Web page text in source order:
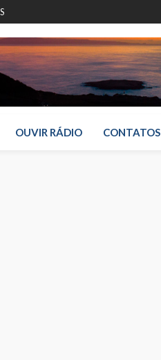
OUVIR RÁDIO CONTATOS